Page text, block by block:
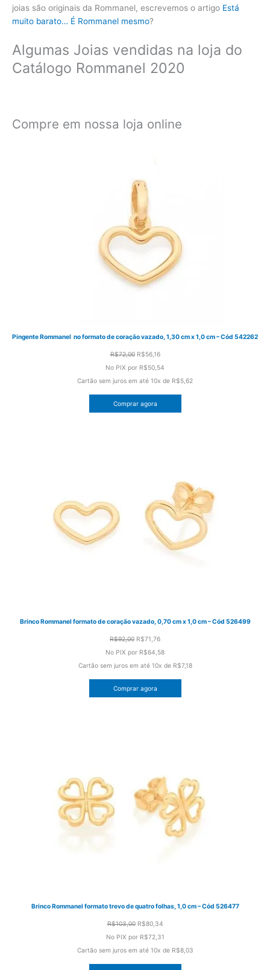
joias são originais da Rommanel, escrevemos o artigo Está
muito barato… É Rommanel mesmo?
Algumas Joias vendidas na loja do
Catálogo Rommanel 2020
Compre em nossa loja online
Pingente Rommanel no formato de coração vazado, 1,30 cm x 1,0 cm – Cód 542262
R$72,00 O
preço
original
era:
R$72,00.
R$56,16O
preço
atual
é:
No PIX por R$50,54
Cartão sem juros em até 10x de R$5,62
Comprar agora
Brinco Rommanel formato de coração vazado, 0,70 cm x 1,0 cm – Cód 526499
R$92,00 O
preço
original
era:
R$92,00.
R$71,76O
preço
atual
é:
No PIX por R$64,58
Cartão sem juros em até 10x deR$7,18
Comprar agora
Brinco Rommanel formato trevo de quatro folhas, 1,0 cm – Cód 526477
R$103,00 O
preço
original
era:
R$80,34O
preço
atual
é:
No PIX por R$72,31
Cartão sem juros em até 10x deR$8,03